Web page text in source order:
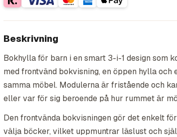
Beskrivning
Bokhylla för barn i en smart 3-i-1 design som
med frontvänd bokvisning, en öppen hylla och
samma möbel. Modulerna är fristående och
eller var för sig beroende på hur rummet är
Den frontvända bokvisningen gör det enkelt
välja böcker, vilket uppmuntrar läslust och